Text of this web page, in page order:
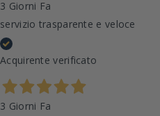
3 Giorni Fa
servizio trasparente e veloce
Acquirente verificato
3 Giorni Fa